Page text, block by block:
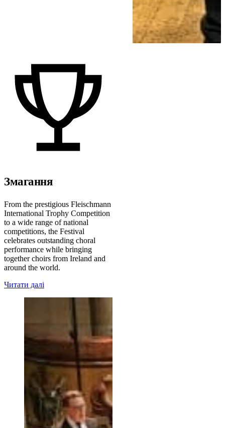
Змагання
From the prestigious Fleischmann
International Trophy Competition
to a wide range of national
competitions, the Festival
celebrates outstanding choral
performance while bringing
together choirs from Ireland and
around the world.
Читати далі